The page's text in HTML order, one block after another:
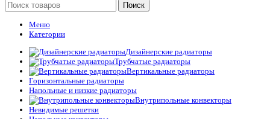
Поиск
Меню
Категории
Дизайнерские радиаторы
Трубчатые радиаторы
Вертикальные радиаторы
Горизонтальные радиаторы
Напольные и низкие радиаторы
Внутрипольные конвекторы
Невидимые решетки